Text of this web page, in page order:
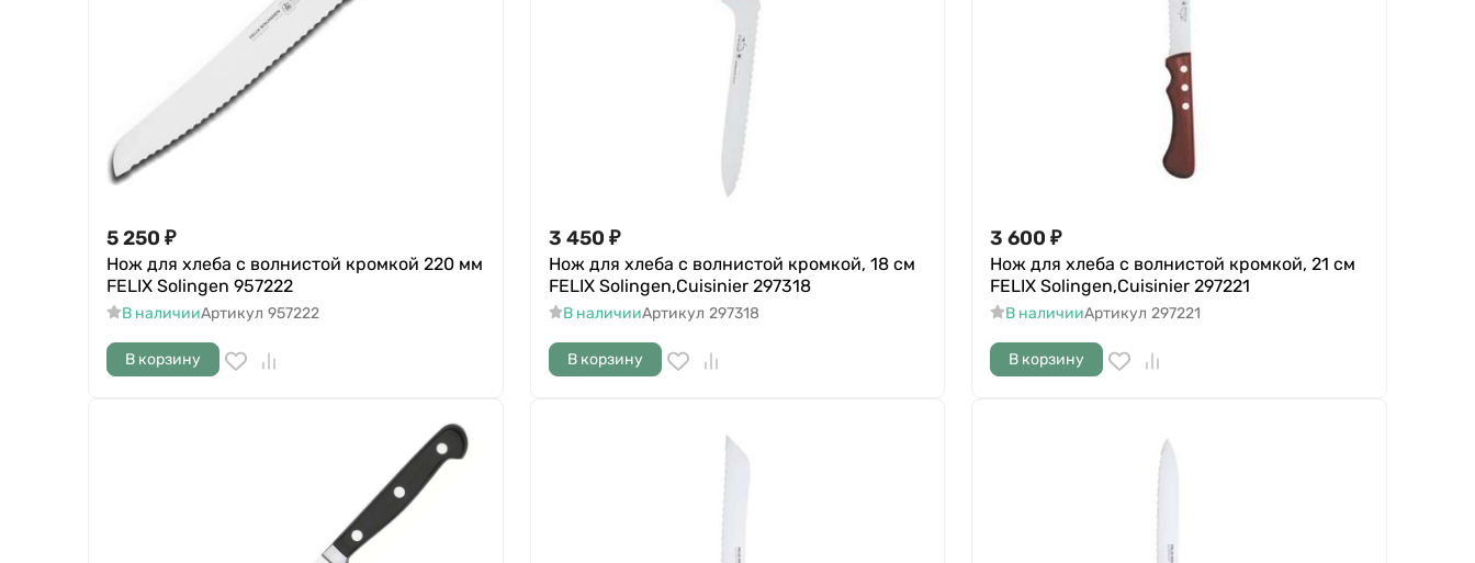
5 250 ₽
Нож для хлеба с волнистой кромкой 220 мм
FELIX Solingen 957222
В наличииАртикул 957222
В корзину
3 450 ₽
Нож для хлеба с волнистой кромкой, 18 см
FELIX Solingen,Cuisinier 297318
В наличииАртикул 297318
В корзину
3 600 ₽
Нож для хлеба с волнистой кромкой, 21 см
FELIX Solingen,Cuisinier 297221
В наличииАртикул 297221
В корзину